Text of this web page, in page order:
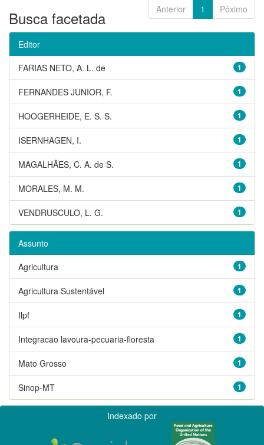
Anterior 1 Póximo
Busca facetada
Editor
1
FARIAS NETO, A. L. de
1
FERNANDES JUNIOR, F.
1
HOOGERHEIDE, E. S. S.
1
ISERNHAGEN, I.
1
MAGALHÃES, C. A. de S.
1
MORALES, M. M.
1
VENDRUSCULO, L. G.
Assunto
1
Agricultura
1
Agricultura Sustentável
1
Ilpf
1
Integracao lavoura-pecuaria-floresta
1
Mato Grosso
1
Sinop-MT
Indexado por